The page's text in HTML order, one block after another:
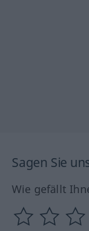
Sagen Sie
Wie gefällt